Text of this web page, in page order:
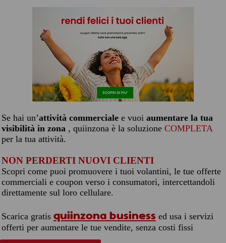
Se hai un’attività commerciale e vuoi aumentare la tua
visibilità in zona , quiinzona è la soluzione COMPLETA
per la tua attività.
NON PERDERTI NUOVI CLIENTI
Scopri come puoi promuovere i tuoi volantini, le tue offerte
commerciali e coupon verso i consumatori, intercettandoli
direttamente sul loro cellulare.
Scarica gratis quiinzona business ed usa i servizi
offerti per aumentare le tue vendite, senza costi fissi